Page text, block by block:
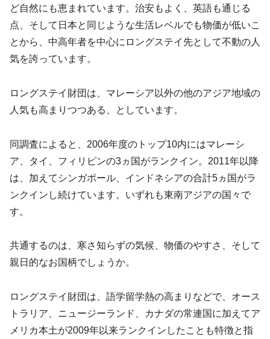
ど自然にも恵まれています。治安もよく、英語も通じる
点、そして日本と同じような生活レベルでも物価が低いこ
とから、中高年者を中心にロングステイ先として不動の人
気を誇っています。
ロングステイ財団は、マレーシア以外の他のアジア地域の
人気も高まりつつある、としています。
同調査によると、2006年度のトップ10内にはマレーシ
ア、タイ、フィリピンの3ヵ国がランクイン。2011年以降
は、加えてシンガポール、インドネシアの合計5ヵ国がラ
ンクインし続けています。いずれも東南アジアの国々で
す。
共通するのは、寒さ知らずの気候、物価のやすさ、そして
親日的なお国柄でしょうか。
ロングステイ財団は、語学留学熱の高まりなどで、オース
トラリア、ニュージーランド、カナダの常連国に加えてア
メリカ本土が2009年以来ランクインしたことも特徴と指